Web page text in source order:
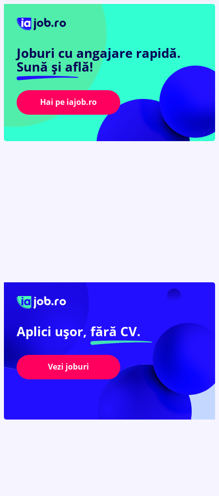
Joburi cu angajare rapidă.
Sună și află!
Hai pe iajob.ro
Aplici ușor, fără CV.
Vezi joburi